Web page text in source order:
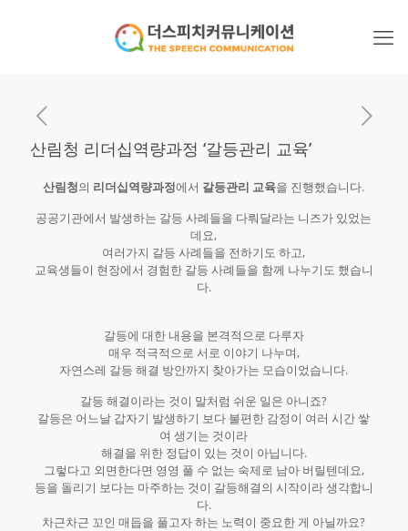
산림청 리더십역량과정 ‘갈등관리 교육’
산림청의 리더십역량과정에서 갈등관리 교육을 진행했습니다.
공공기관에서 발생하는 갈등 사례들을 다뤄달라는 니즈가 있었는
데요,
여러가지 갈등 사례들을 전하기도 하고,
교육생들이 현장에서 경험한 갈등 사례들을 함께 나누기도 했습니
다.
갈등에 대한 내용을 본격적으로 다루자
매우 적극적으로 서로 이야기 나누며,
자연스레 갈등 해결 방안까지 찾아가는 모습이었습니다.
갈등 해결이라는 것이 말처럼 쉬운 일은 아니죠?
갈등은 어느날 갑자기 발생하기 보다 불편한 감정이 여러 시간 쌓
여 생기는 것이라
해결을 위한 정답이 있는 것이 아닙니다.
그렇다고 외면한다면 영영 풀 수 없는 숙제로 남아 버릴텐데요,
등을 돌리기 보다는 마주하는 것이 갈등해결의 시작이라 생각합니
다.
차근차근 꼬인 매듭을 풀고자 하는 노력이 중요한 게 아닐까요?